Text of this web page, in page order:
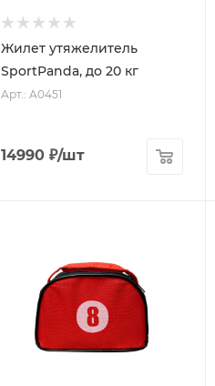
Жилет утяжелитель
SportPanda, до 20 кг
Арт.: A0451
14990 ₽/шт